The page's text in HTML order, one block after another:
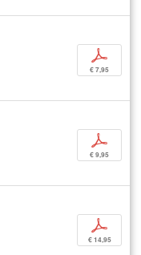
p
€ 7,95
p
€ 9,95
p
€ 14,95